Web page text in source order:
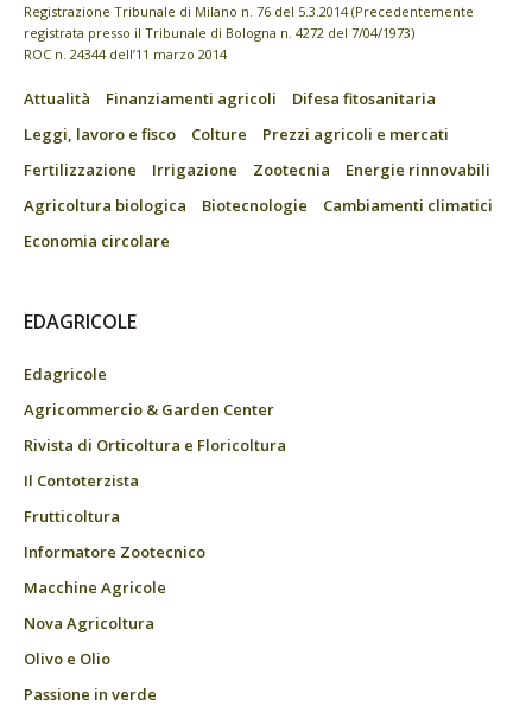
Registrazione Tribunale di Milano n. 76 del 5.3.2014 (Precedentemente
registrata presso il Tribunale di Bologna n. 4272 del 7/04/1973)
ROC n. 24344 dell’11 marzo 2014
Attualità Finanziamenti agricoli
Difesa fitosanitaria
Leggi, lavoro e fisco
Colture
Prezzi agricoli e mercati
Fertilizzazione
Irrigazione Zootecnia
Energie rinnovabili
Agricoltura biologica
Biotecnologie
Cambiamenti climatici
Economia circolare
EDAGRICOLE
Edagricole
Agricommercio & Garden Center
Rivista di Orticoltura e Floricoltura
Il Contoterzista
Frutticoltura
Informatore Zootecnico
Macchine Agricole
Nova Agricoltura
Olivo e Olio
Passione in verde